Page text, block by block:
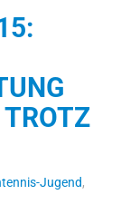
Jugend,